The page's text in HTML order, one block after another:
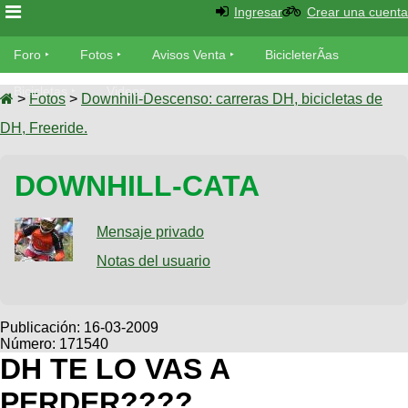
Foro
Foro
TÃ©cnica
Fotos
tu foto
Galeria
XC
Viajes
Descenso
SUBÃ
tu
Buscar
Ultimos
Fotos
BicicleterÃ­
as
Bicicletas
Tandem
Videos
Cicloturismo
Ingresar Crear una cuenta
Foro Fotos Avisos Venta BicicleterÃ­as
Bicicletas Videos
> Fotos > Downhill-Descenso: carreras DH, bicicletas de
DH, Freeride.
DOWNHILL-CATA
Mensaje privado
Notas del usuario
Publicación: 16-03-2009
Número: 171540
DH TE LO VAS A